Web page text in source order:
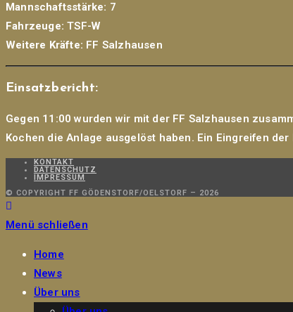
Mannschaftsstärke: 7
Fahrzeuge: TSF-W
Weitere Kräfte: FF Salzhausen
Einsatzbericht:
Gegen 11:00 wurden wir mit der FF Salzhausen
Kochen die Anlage ausgelöst haben. Ein Eingreifen
KONTAKT
DATENSCHUTZ
IMPRESSUM
© COPYRIGHT FF GÖDENSTORF/OELSTORF – 2026
Menü schließen
Home
News
Über uns